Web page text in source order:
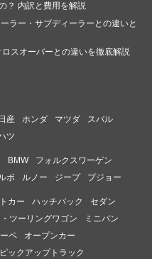
？ 内訳と費用を解説
ラー・サブディーラーとの違いと
スオーバーとの違いを徹底解説
日産 ホンダ マツダ
スバル
ツ
BMW
フォルクスワーゲン
ボ ルノー ジープ プジョー
カー ハッチバック
セダン
ツーリングワゴン
ミニバン
ペ
オープンカー
ピックアップトラック